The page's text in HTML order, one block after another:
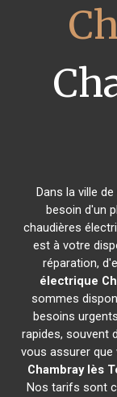
Dans la ville de
besoin d'un
chaudières
est à votre
réparation,
électrique
sommes
besoins
rapides, souvent
vous assurer que
Chambray lès
Nos tarifs sont